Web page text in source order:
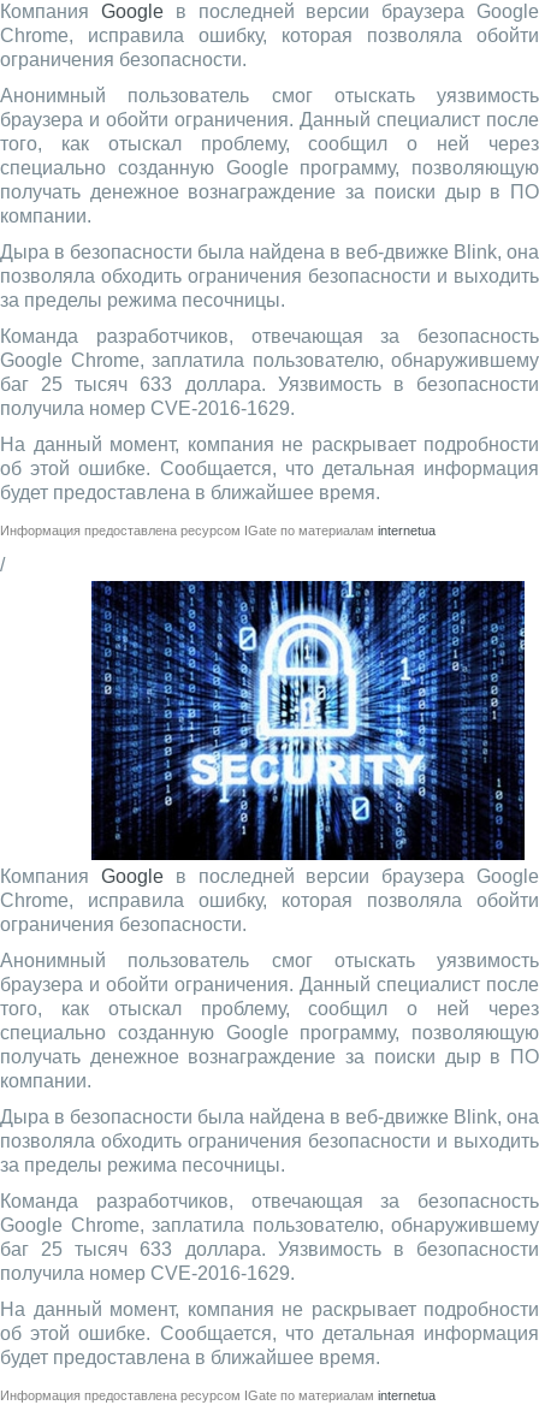
Компания Google в последней версии браузера Google
Chrome, исправила ошибку, которая позволяла обойти
ограничения безопасности.
Анонимный пользователь смог отыскать уязвимость
браузера и обойти ограничения. Данный специалист после
того, как отыскал проблему, сообщил о ней через
специально созданную Google программу, позволяющую
получать денежное вознаграждение за поиски дыр в ПО
компании.
Дыра в безопасности была найдена в веб-движке Blink, она
позволяла обходить ограничения безопасности и выходить
за пределы режима песочницы.
Команда разработчиков, отвечающая за безопасность
Google Chrome, заплатила пользователю, обнаружившему
баг 25 тысяч 633 доллара. Уязвимость в безопасности
получила номер CVE-2016-1629.
На данный момент, компания не раскрывает подробности
об этой ошибке. Сообщается, что детальная информация
будет предоставлена в ближайшее время.
Информация предоставлена ресурсом IGate по материалам internetua
/
Компания Google в последней версии браузера Google
Chrome, исправила ошибку, которая позволяла обойти
ограничения безопасности.
Анонимный пользователь смог отыскать уязвимость
браузера и обойти ограничения. Данный специалист после
того, как отыскал проблему, сообщил о ней через
специально созданную Google программу, позволяющую
получать денежное вознаграждение за поиски дыр в ПО
компании.
Дыра в безопасности была найдена в веб-движке Blink, она
позволяла обходить ограничения безопасности и выходить
за пределы режима песочницы.
Команда разработчиков, отвечающая за безопасность
Google Chrome, заплатила пользователю, обнаружившему
баг 25 тысяч 633 доллара. Уязвимость в безопасности
получила номер CVE-2016-1629.
На данный момент, компания не раскрывает подробности
об этой ошибке. Сообщается, что детальная информация
будет предоставлена в ближайшее время.
Информация предоставлена ресурсом IGate по материалам internetua